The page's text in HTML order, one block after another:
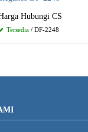
Hubungi CS
Tersedia/ DF-2248